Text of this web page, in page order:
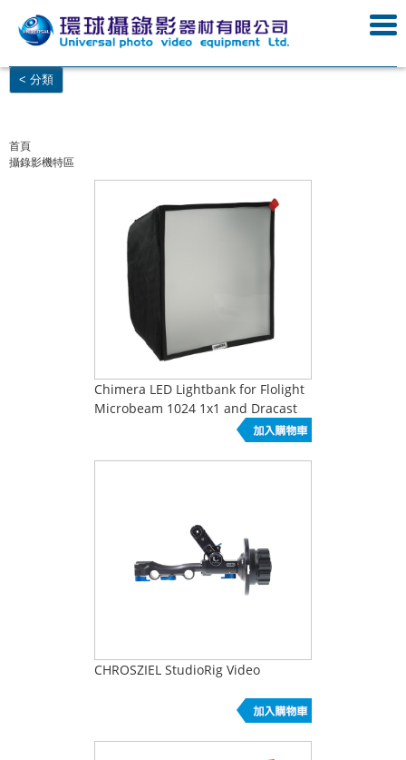
< 分類
首頁
攝錄影機特區
Chimera LED Lightbank for Flolight
Microbeam 1024 1x1 and Dracast
CHROSZIEL StudioRig Video